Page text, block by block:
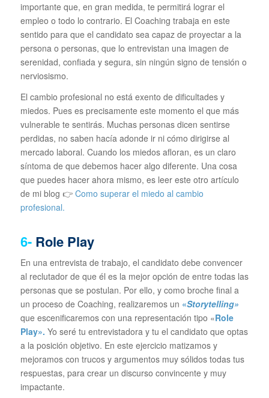
importante que, en gran medida, te permitirá lograr el
empleo o todo lo contrario. El Coaching trabaja en este
sentido para que el candidato sea capaz de proyectar a la
persona o personas, que lo entrevistan una imagen de
serenidad, confiada y segura, sin ningún signo de tensión o
nerviosismo.
El cambio profesional no está exento de dificultades y
miedos. Pues es precisamente este momento el que más
vulnerable te sentirás. Muchas personas dicen sentirse
perdidas, no saben hacía adonde ir ni cómo dirigirse al
mercado laboral. Cuando los miedos afloran, es un claro
síntoma de que debemos hacer algo diferente. Una cosa
que puedes hacer ahora mismo, es leer este otro artículo
de mi blog 👉 Como superar el miedo al cambio
profesional.
6- Role Play
En una entrevista de trabajo, el candidato debe convencer
al reclutador de que él es la mejor opción de entre todas las
personas que se postulan. Por ello, y como broche final a
un proceso de Coaching, realizaremos un «Storytelling»
que escenificaremos con una representación tipo «Role
Play». Yo seré tu entrevistadora y tu el candidato que optas
a la posición objetivo. En este ejercicio matizamos y
mejoramos con trucos y argumentos muy sólidos todas tus
respuestas, para crear un discurso convincente y muy
impactante.